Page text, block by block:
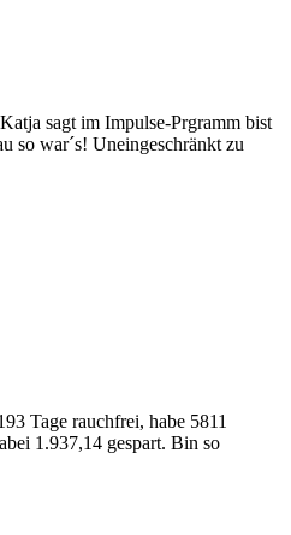
sagt im Impulse-Prgramm bist
so war´s! Uneingeschränkt zu
Tage rauchfrei, habe 5811
1.937,14 gespart. Bin so